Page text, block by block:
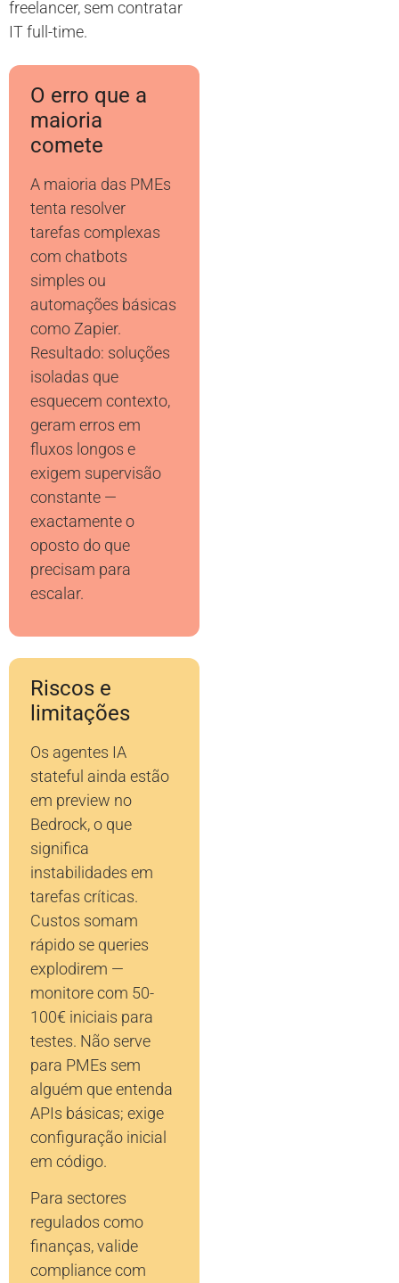
freelancer, sem contratar
IT full-time.
O erro que a
maioria
comete
A maioria das PMEs
tenta resolver
tarefas complexas
com chatbots
simples ou
automações básicas
como Zapier.
Resultado: soluções
isoladas que
esquecem contexto,
geram erros em
fluxos longos e
exigem supervisão
constante —
exactamente o
oposto do que
precisam para
escalar.
Riscos e
limitações
Os agentes IA
stateful ainda estão
em preview no
Bedrock, o que
significa
instabilidades em
tarefas críticas.
Custos somam
rápido se queries
explodirem —
monitore com 50-
100€ iniciais para
testes. Não serve
para PMEs sem
alguém que entenda
APIs básicas; exige
configuração inicial
em código.
Para sectores
regulados como
finanças, valide
compliance com